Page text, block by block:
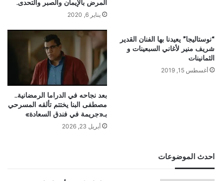
المرض بالإيمان والصبر والتحدى.
يناير 6, 2020
“نوستاليجا” يعيدنا بها الفنان القدير
شريف منير لأغاني السبعينات و
الثمانينات
أغسطس 15, 2019
بعد نجاحه في الدراما الرمضانية..
مصطفى البنا يختتم تألقه المسرحي
بـ«جريمة في فندق السعادة»
أبريل 23, 2026
احدث الموضوعات